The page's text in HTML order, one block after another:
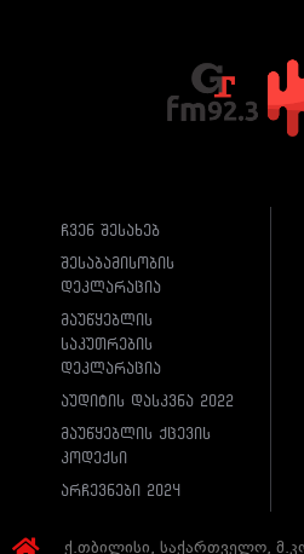
ჩვენ შესახებ
შესაბამისობის
დეკლარაცია
მაუწყებლის
საკუთრების
დეკლარაცია
აუდიტის დასკვნა 2022
მაუწყებლის ქცევის
კოდექსი
არჩევნები 2024
ქ.თბილისი, საქართველო,